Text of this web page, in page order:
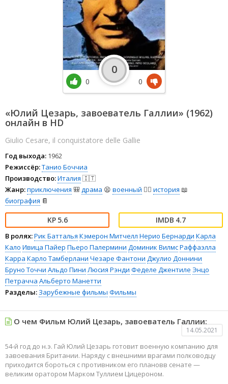
«Юлий Цезарь, завоеватель Галлии» (1962)
онлайн в HD
Giulio Cesare, il conquistatore delle Gallie
Год выхода: 1962
Режиссёр:Танио Боччиа
Производство:Италия 🇮🇹
Жанр:приключения 🎒драма 😫 военный 👨‍✈️ история 📖
биография 📔
5.6 4.7
В ролях:Рик Батталья Кэмерон Митчелл Нерио Бернарди Карла
Кало Ивица Пайер Пьеро Палермини Доминик ВилмсРаффаэлла
Карра Карло Тамберлани Чезаре Фантони Джулио Доннини
Бруно Точчи Альдо Пини Люсия Рэнди Феделе Джентиле Энцо
Петрачча Альберто Манетти
Разделы: Зарубежные фильмы Фильмы
0
0
0
О чем Фильм Юлий Цезарь, завоеватель Галлии:
14.05.2021
54-й год до н.э. Гай Юлий Цезарь готовит военную компанию для
завоевания Британии. Наряду с внешними врагами полководцу
приходится бороться с противником его плановв сенате —
великим оратором Марком Туллием Цицероном.